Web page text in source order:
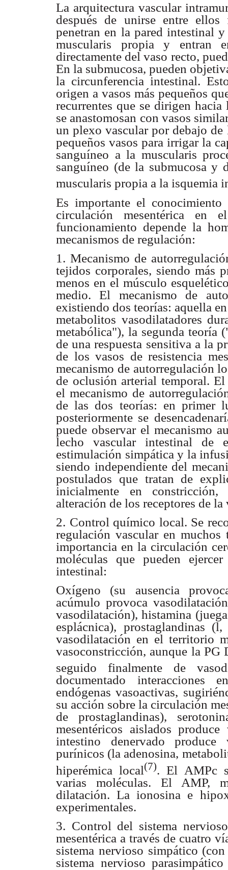
La arquitectura vascular
después de unirse entre
penetran en la pared intestinal
muscularis propia y entran
directamente del vaso recto,
En la submucosa, pueden
la circunferencia intestinal.
origen a vasos más pequeños
recurrentes que se dirigen
se anastomosan con vasos
un plexo vascular por debajo
pequeños vasos para irrigar la
sanguíneo a la muscularis
sanguíneo (de la submucosa y
muscularis propia a la isquemia
Es importante el
circulación mesentérica en
funcionamiento depende la
mecanismos de regulación:
1. Mecanismo de
tejidos corporales, siendo más
menos en el músculo
medio. El mecanismo de
existiendo dos teorías: aquella
metabolitos vasodilatadores
metabólica"), la segunda teoría
de una respuesta sensitiva a la
de los vasos de resistencia
mecanismo de autorregulación
de oclusión arterial temporal.
el mecanismo de
de las dos teorías: en primer
posteriormente se
puede observar el mecanismo
lecho vascular intestinal de
estimulación simpática y la
siendo independiente del
postulados que tratan de
inicialmente en
alteración de los receptores de
2. Control químico local. Se
regulación vascular en
importancia en la circulación
moléculas que pueden
intestinal:
Oxígeno (su ausencia
acúmulo provoca
vasodilatación), histamina
esplácnica), prostaglandinas
vasodilatación en el territorio
vasoconstricción, aunque la
seguido finalmente de
documentado interacciones
endógenas vasoactivas,
su acción sobre la circulación
de prostaglandinas),
mesentéricos aislados
intestino denervado produce
purínicos (la adenosina,
hiperémica local(7). El AMPc
varias moléculas. El AMP,
dilatación. La ionosina e
experimentales.
3. Control del sistema
mesentérica a través de cuatro
sistema nervioso simpático
sistema nervioso